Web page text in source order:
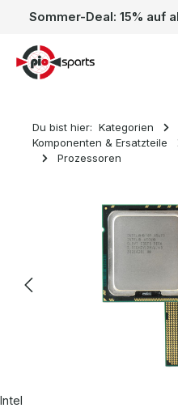
Zum Hauptinhalt springen
Du bist hier: Kategorien
Komponenten & Ersatzteile
Prozessoren
Bildergalerie überspringen
Intel